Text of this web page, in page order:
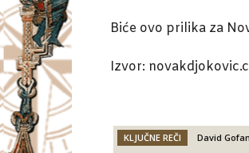
Biće ovo prilika za
Izvor:
KLJUČNE REČI David Gofan